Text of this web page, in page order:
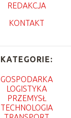
REDAKCJA
KONTAKT
KATEGORIE:
GOSPODARKA
LOGISTYKA
PRZEMYSŁ
TECHNOLOGIA